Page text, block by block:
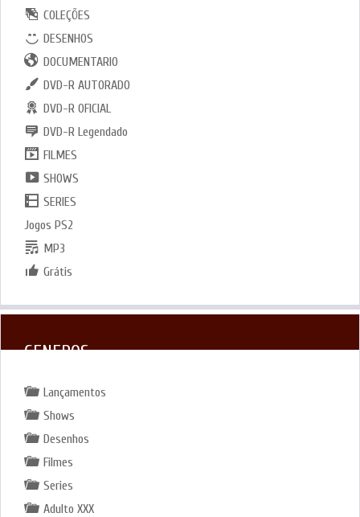
COLEÇÕES
DESENHOS
DOCUMENTARIO
DVD-R AUTORADO
DVD-R OFICIAL
DVD-R Legendado
FILMES
SHOWS
SERIES
Jogos PS2
MP3
Grátis
GENEROS
Lançamentos
Shows
Desenhos
Filmes
Series
Adulto XXX